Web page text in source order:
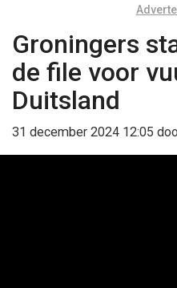
Groningers
de file voor
Duitsland
31 december 2024 12:05